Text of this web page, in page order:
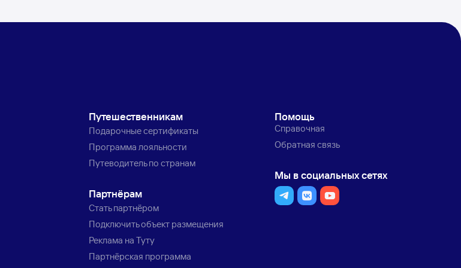
Путешественникам
Подарочные сертификаты
Программа лояльности
Путеводитель по странам
Партнёрам
Стать партнёром
Подключить объект размещения
Реклама на Туту
Партнёрская программа
Помощь
Справочная
Обратная связь
Мы в социальных сетях